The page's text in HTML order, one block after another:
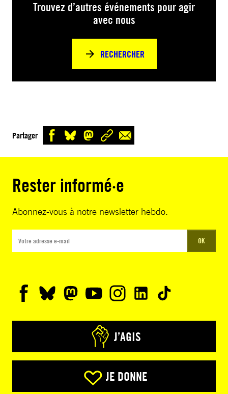
Trouvez d’autres événements pour agir
avec nous
RECHERCHER
Partager
Rester informé·e
Abonnez-vous à notre newsletter hebdo.
OK
J’AGIS
JE DONNE